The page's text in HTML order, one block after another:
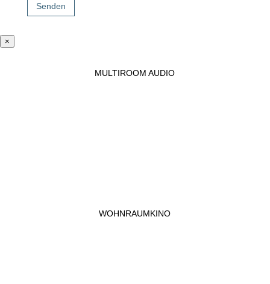
Senden
×
MULTIROOM AUDIO
WOHNRAUMKINO